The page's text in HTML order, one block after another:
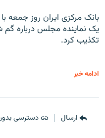
بانک مرکزی ایران روز جمعه
تکذیب کرد.
ادامه خبر
ارسال دسترسی